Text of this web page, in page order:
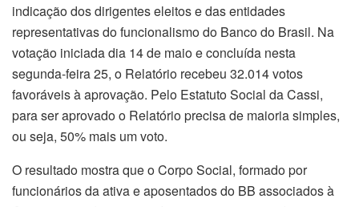
indicação dos dirigentes eleitos e das entidades
representativas do funcionalismo do Banco do Brasil. Na
votação iniciada dia 14 de maio e concluída nesta
segunda-feira 25, o Relatório recebeu 32.014 votos
favoráveis à aprovação. Pelo Estatuto Social da Cassi,
para ser aprovado o Relatório precisa de maioria simples,
ou seja, 50% mais um voto.
O resultado mostra que o Corpo Social, formado por
funcionários da ativa e aposentados do BB associados à